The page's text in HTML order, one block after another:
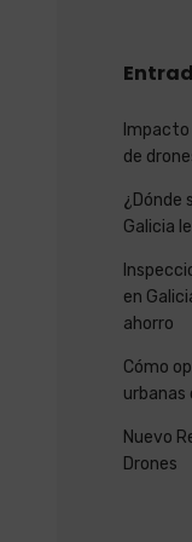
de
¿Dónde
Galicia
en
ahorro
Cómo
urbanas
Nuevo
Drones